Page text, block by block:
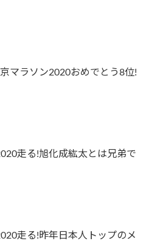
マラソン2020おめでとう8位!
走る!旭化成紘太とは兄弟で
走る!昨年日本人トップのメ